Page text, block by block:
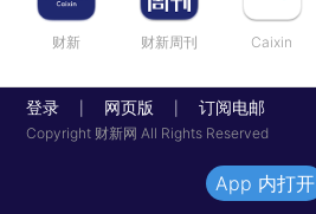
财新 财新周刊 Caixin
登录 网页版 订阅电邮
Copyright 财新网 All Rights Reserved
App 内打开